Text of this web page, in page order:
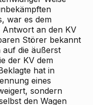
war es dem
Antwort an den KV
Störer bekannt
auf die äußerst
der KV dem
hat in
eines
sondern
den Wagen